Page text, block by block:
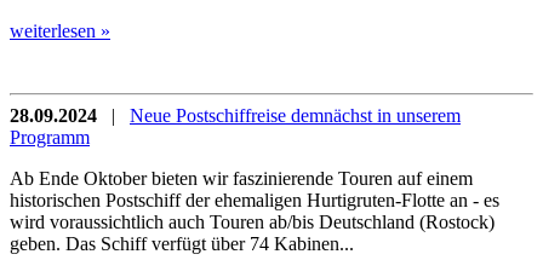
weiterlesen »
28.09.2024 | Neue Postschiffreise demnächst in unserem
Programm
Ab Ende Oktober bieten wir faszinierende Touren auf einem
historischen Postschiff der ehemaligen Hurtigruten-Flotte an - es
wird voraussichtlich auch Touren ab/bis Deutschland (Rostock)
geben. Das Schiff verfügt über 74 Kabinen...